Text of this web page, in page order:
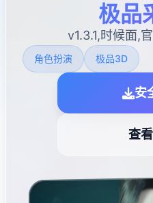
极品
v1.3.1,时候面,
角色扮演 极品3D
安
查